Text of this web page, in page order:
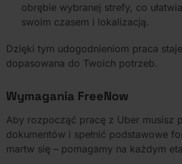
obrębie wybranej strefy, co
swoim czasem i lokalizacją.
Dzięki tym udogodnieniom praca
dopasowana do Twoich potrzeb.
Wymagania FreeNow
Aby rozpocząć pracę z Uber musisz
dokumentów i spełnić podstawowe
martw się – pomagamy na każdym